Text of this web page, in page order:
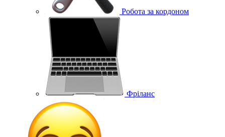
Робота за кордоном
Фріланс